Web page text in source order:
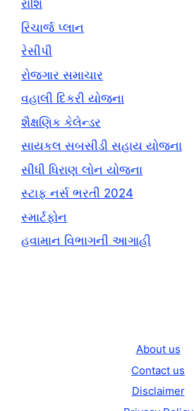
રાશિ
રિચાર્જ પ્લાન
રેસીપી
રોજગાર સમાચાર
વહાલી દિકરી યોજના
શૈક્ષણિક કેલેન્ડર
સાયકલ સબસીડી સહાય યોજના
સીધી ધિરાણ લોન યોજના
સ્ટાફ નર્સ ભરતી 2024
સ્માર્ટફોન
હવામાન વિભાગની આગાહી
About us
Contact us
Disclaimer